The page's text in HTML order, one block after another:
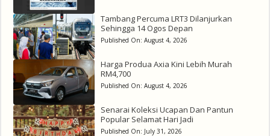
Tambang Percuma LRT3 Dilanjurkan
Sehingga 14 Ogos Depan
Published On: August 4, 2026
Harga Produa Axia Kini Lebih Murah
RM4,700
Published On: August 4, 2026
Senarai Koleksi Ucapan Dan Pantun
Popular Selamat Hari Jadi
Published On: July 31, 2026